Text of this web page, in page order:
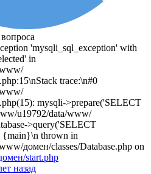
'mysqli_sql_exception' with
in
php:15\nStack trace:\n#0
mysqli->prepare('SELECT
u19792/data/www/
>query('SELECT
{main}\n thrown in
домен/classes/Database.php on
start.php
назад